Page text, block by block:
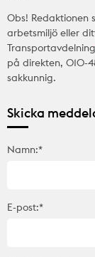
Obs! Redaktionen
arbetsmiljö eller
på direkten, 010-
sakkunnig.
Skicka
Namn:*
E-post:*